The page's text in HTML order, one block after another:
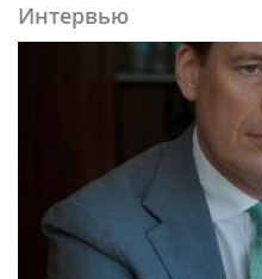
Интервью